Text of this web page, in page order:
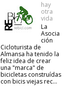
hay
otra
vida
La
Asocia
ción
Cicloturista de
Almansa ha tenido la
feliz idea de crear
una "marca" de
bicicletas construídas
con bicis viejas rec...